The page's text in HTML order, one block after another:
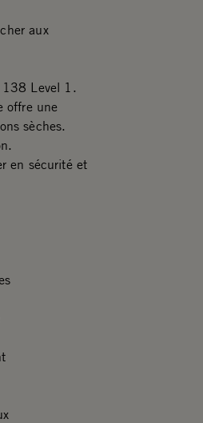
aux
138 Level 1.
offre une
sèches.
en sécurité et